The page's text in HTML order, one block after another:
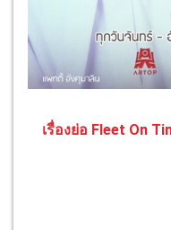
เรื่องย่อ Fleet On